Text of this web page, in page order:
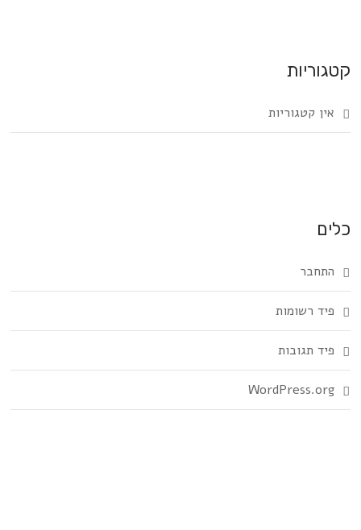
קטגוריות
אין קטגוריות
כלים
התחבר
פיד רשומות
פיד תגובות
WordPress.org